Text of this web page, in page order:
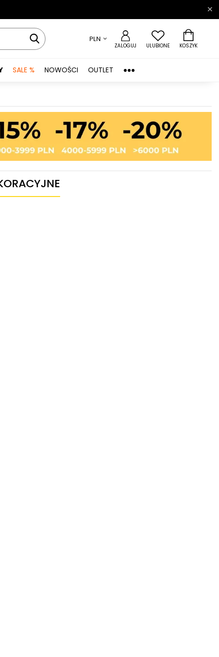
PLN
ZALOGUJ ULUBIONE KOSZYK
SALE % NOWOŚCI OUTLET ●●●